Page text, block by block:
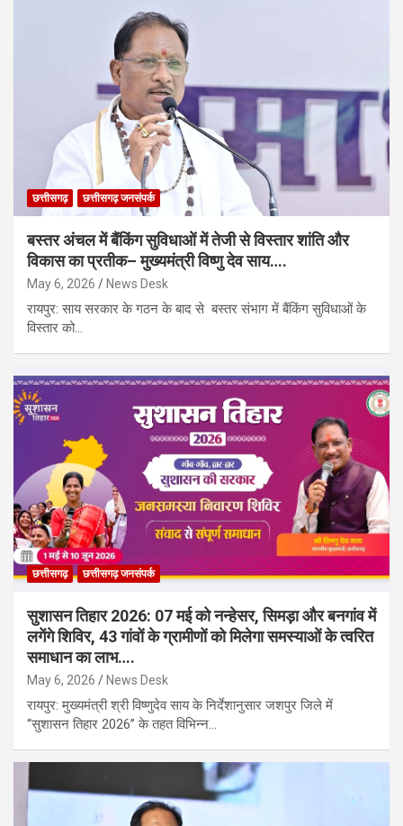
छत्तीसगढ़ छत्तीसगढ़ जनसंपर्क
बस्तर अंचल में बैंकिंग सुविधाओं में तेजी से विस्तार शांति और
विकास का प्रतीक– मुख्यमंत्री विष्णु देव साय….
May 6, 2026 News Desk
​रायपुर: साय सरकार के गठन के बाद से बस्तर संभाग में बैंकिंग सुविधाओं के
विस्तार को…
छत्तीसगढ़ छत्तीसगढ़ जनसंपर्क
सुशासन तिहार 2026: 07 मई को नन्हेसर, सिमड़ा और बनगांव में
लगेंगे शिविर, 43 गांवों के ग्रामीणों को मिलेगा समस्याओं के त्वरित
समाधान का लाभ….
May 6, 2026 News Desk
​रायपुर: मुख्यमंत्री श्री विष्णुदेव साय के निर्देशानुसार जशपुर जिले में
“सुशासन तिहार 2026” के तहत विभिन्न…